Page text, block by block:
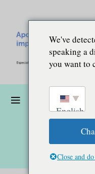
We've
speaking a
you want to
English
Close and